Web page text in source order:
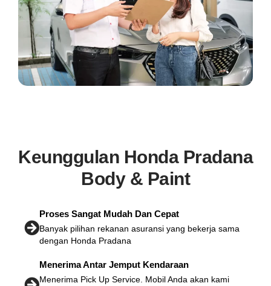
Keunggulan Honda Pradana
Body & Paint
Proses Sangat Mudah Dan Cepat
Banyak pilihan rekanan asuransi yang bekerja sama
dengan Honda Pradana
Menerima Antar Jemput Kendaraan
Menerima Pick Up Service. Mobil Anda akan kami